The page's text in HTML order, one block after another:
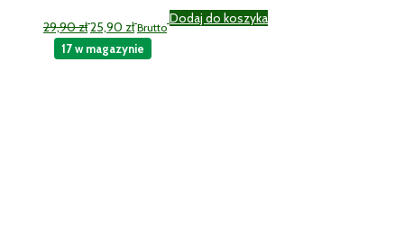
29,90złcena
wynosiła:
29,90 zł.
25,90 zł
Aktualna
cena
wynosi:
25,90 zł.
Brutto
Dodaj do koszyka
17 w magazynie